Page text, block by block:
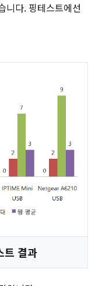
니다. 핑테스트에선
트 결과